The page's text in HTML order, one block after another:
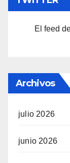
El feed
Archivos
julio 2026
junio 2026